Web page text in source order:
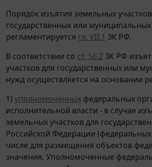
Порядок изъятия земельных
государственных или
регламентируется гл. VII.1 ЗК РФ.
В соответствии со ст. 56.2 ЗК РФ
участков для государственных или
нужд осуществляется на основании
1) уполномоченных федеральных
исполнительной власти - в случае
земельных участков для
Российской Федерации
числе для размещения объектов
значения. Уполномоченные